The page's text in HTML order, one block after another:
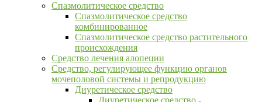
Спазмолитическое средство
Спазмолитическое средство
комбинированное
Спазмолитическое средство растительного
происхождения
Средство лечения алопеции
Средство, регулирующее функцию органов
мочеполовой системы и репродукцию
Диуретическое средство
Диуретическое средство -